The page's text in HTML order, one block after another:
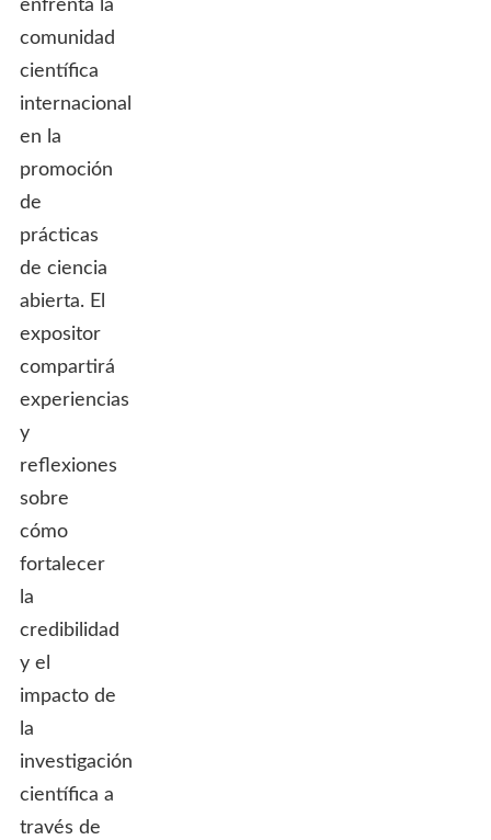
enfrenta la
comunidad
científica
internacional
en la
promoción
de
prácticas
de ciencia
abierta. El
expositor
compartirá
experiencias
y
reflexiones
sobre
cómo
fortalecer
la
credibilidad
y el
impacto de
la
investigación
científica a
través de